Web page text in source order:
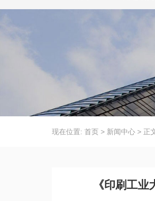
现在位置: 首页 > 新闻中心 > 正
《印刷工